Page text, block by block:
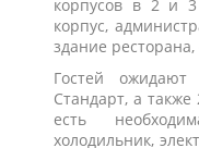
корпусов в 2 и
корпус,
здание
Гостей
Стандарт, а
есть
холодильник,